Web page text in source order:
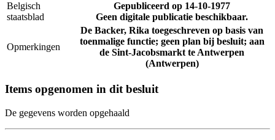
Belgisch
staatsblad
Gepubliceerd op 14-10-1977
Geen digitale publicatie beschikbaar.
Opmerkingen
De Backer, Rika toegeschreven op basis van
toenmalige functie; geen plan bij besluit; aan
de Sint-Jacobsmarkt te Antwerpen
(Antwerpen)
Items opgenomen in dit besluit
De gegevens worden opgehaald